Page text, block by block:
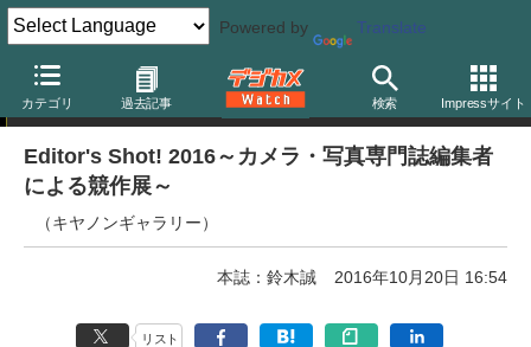
Powered by Translate
カテゴリ 過去記事 検索 Impressサイト
写真展
Editor's Shot! 2016～カメラ・写真専門誌編集者
による競作展～
（キヤノンギャラリー）
本誌：鈴木誠 2016年10月20日 16:54
リスト